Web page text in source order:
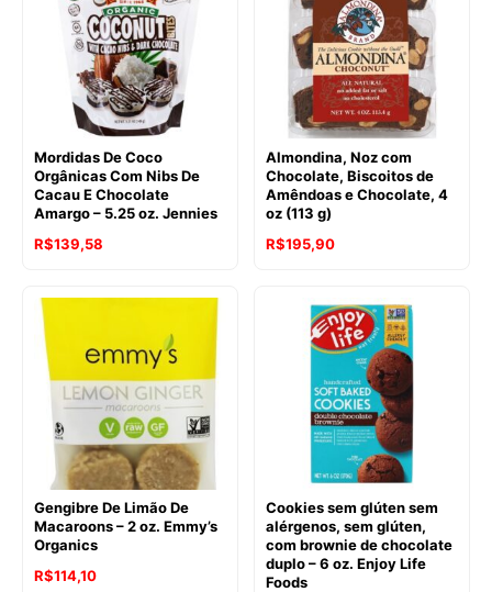
Mordidas De Coco
Orgânicas Com Nibs De
Cacau E Chocolate
Amargo – 5.25 oz. Jennies
O
original
era:
R$146,85.
R$139,58
atual
R$139,58.
Almondina, Noz com
Chocolate, Biscoitos de
Amêndoas e Chocolate, 4
oz (113 g)
R$195,90
Gengibre De Limão De
Macaroons – 2 oz. Emmy’s
Organics
O
R$114,10O
Cookies sem glúten sem
alérgenos, sem glúten,
com brownie de chocolate
duplo – 6 oz. Enjoy Life
Foods